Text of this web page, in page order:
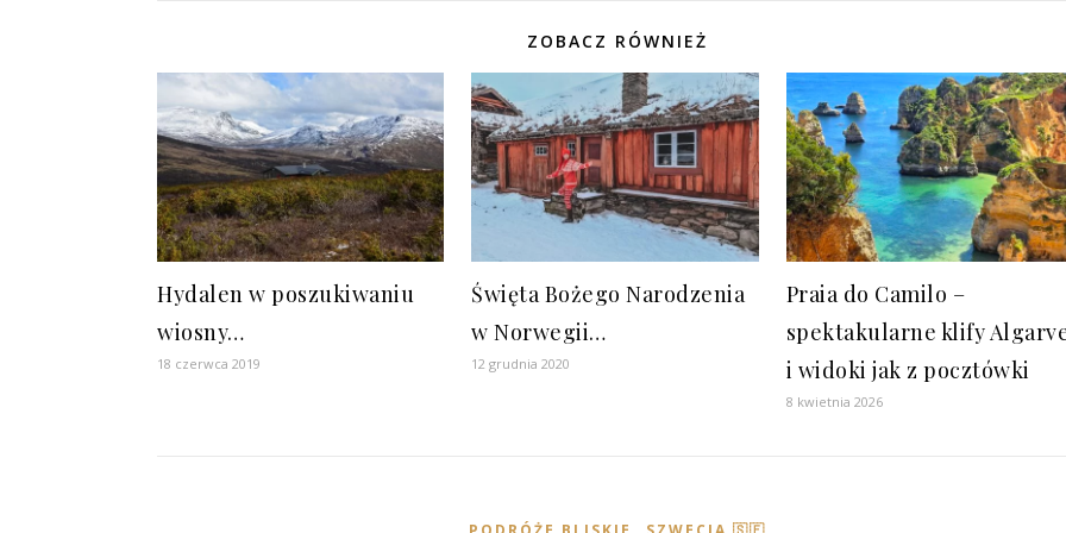
ZOBACZ RÓWNIEŻ
Hydalen w poszukiwaniu
wiosny…
18 czerwca 2019
Święta Bożego Narodzenia
w Norwegii…
12 grudnia 2020
Praia do Camilo –
spektakularne klify
i widoki jak z pocztówki
8 kwietnia 2026